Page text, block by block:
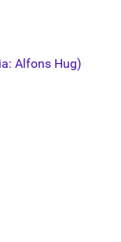
Alfons Hug)